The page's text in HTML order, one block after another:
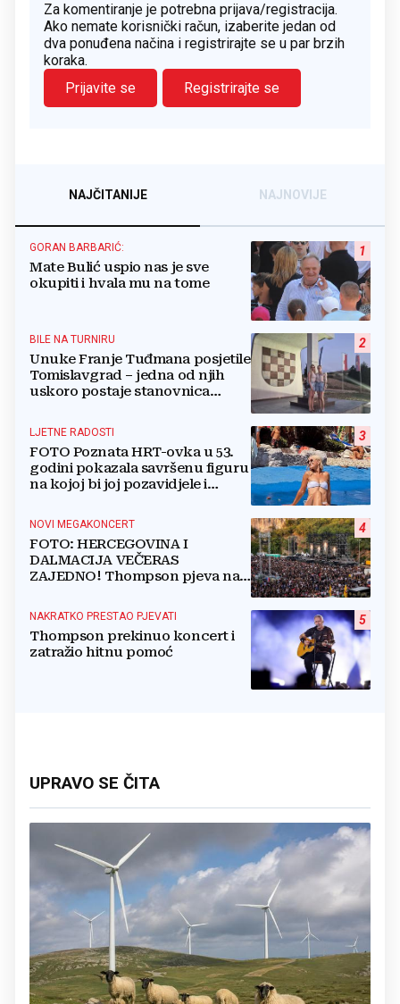
Za komentiranje je potrebna prijava/registracija.
Ako nemate korisnički račun, izaberite jedan od
dva ponuđena načina i registrirajte se u par brzih
koraka.
Prijavite se
Registrirajte se
NAJČITANIJE NAJNOVIJE
1
GORAN BARBARIĆ:
Mate Bulić uspio nas je sve
okupiti i hvala mu na tome
2
BILE NA TURNIRU
Unuke Franje Tuđmana posjetile
Tomislavgrad – jedna od njih
uskoro postaje stanovnica
3
LJETNE RADOSTI
FOTO Poznata HRT-ovka u 53.
godini pokazala savršenu figuru
na kojoj bi joj pozavidjele i
4
NOVI MEGAKONCERT
FOTO: HERCEGOVINA I
DALMACIJA VEČERAS
ZAJEDNO! Thompson pjeva na
5
NAKRATKO PRESTAO PJEVATI
Thompson prekinuo koncert i
zatražio hitnu pomoć
UPRAVO SE ČITA